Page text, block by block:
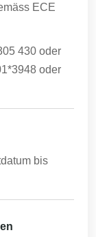
ECE
430 oder
oder
bis